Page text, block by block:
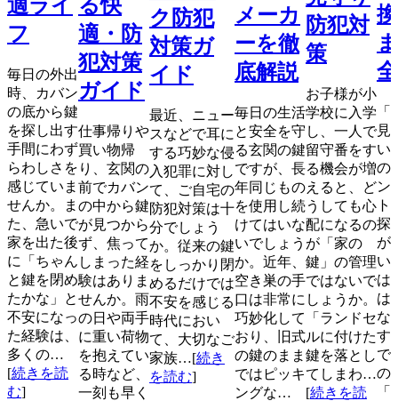
適ライ
フ
毎日の外出
時、カバン
の底から鍵
を探し出す
手間にわず
らわしさを
感じていま
せんか。ま
た、急いで
家を出た後
に「ちゃん
と鍵を閉め
たかな」と
不安になっ
た経験は、
多くの…
[続きを読
む]
る快
適・防
犯対策
ガイド
仕事帰りや
買い物帰
り、玄関の
前でカバン
の中から鍵
が見つから
ず、焦って
しまった経
験はありま
せんか。雨
の日や両手
に重い荷物
を抱えてい
る時など、
一刻も早く
ク防犯
対策ガ
イド
最近、ニュー
スなどで耳に
する巧妙な侵
入犯罪に対し
て、ご自宅の
防犯対策は十
分でしょう
か。従来の鍵
をしっかり閉
めるだけでは
不安を感じる
時代におい
て、大切なご
家族…[続き
を読む]
メーカ
ーを徹
底解説
毎日の生活
と安全を守
る玄関の鍵
ですが、長
年同じもの
を使用し続
けてはいな
いでしょう
か。近年、
空き巣の手
口は非常に
巧妙化して
おり、旧式
の鍵のまま
ではピッキ
ングな…
防犯対
策
お子様が小
学校に入学
し、一人で
留守番をす
る機会が増
えると、ど
うしても心
配になるの
が「家の
鍵」の管理
ではないで
しょうか。
「ランドセ
ルに付けた
鍵を落とし
てしまわ…
[続きを読
見
い
の
ン
ト
探
が
い
は
は
な
す
で
の